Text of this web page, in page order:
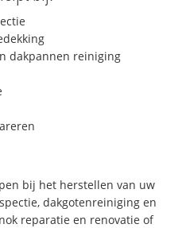
dakpannen reiniging
bij het herstellen van uw
dakgotenreiniging en
reparatie en renovatie of